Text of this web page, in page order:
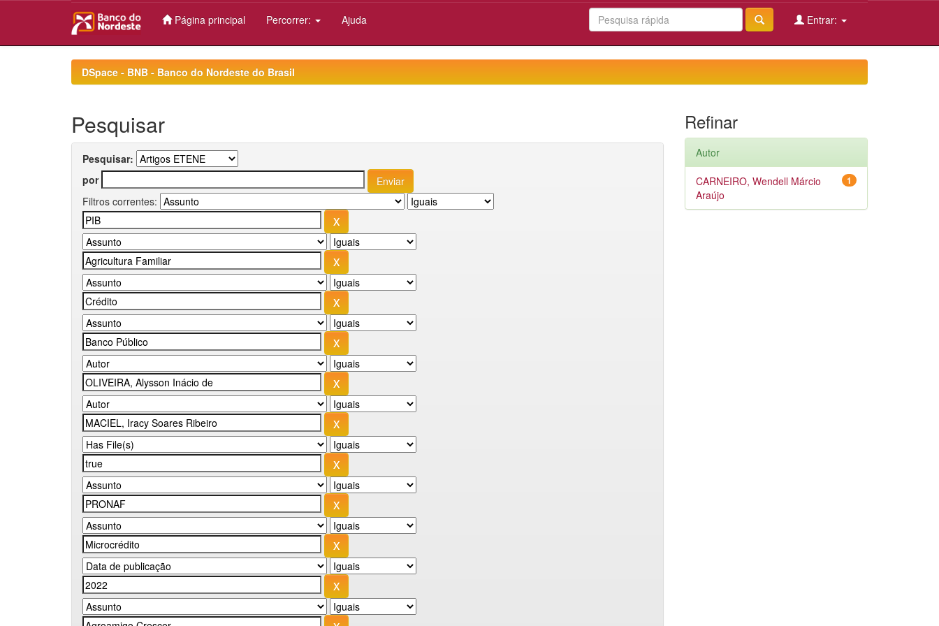
Página principal Percorrer: Ajuda Entrar:
DSpace - BNB - Banco do Nordeste do Brasil
Pesquisar
Pesquisar:
por
Filtros correntes:
Refinar
Autor
1
CARNEIRO, Wendell Márcio
Araújo